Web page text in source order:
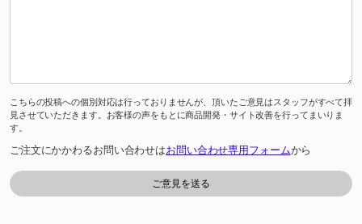
こちらの投稿への個別対応は行っておりませんが、頂いたご意見はスタッフがすべて拝
見させていただきます。お客様の声をもとに商品開発・サイト改善を行ってまいりま
す。
ご注文にかかわるお問い合わせはお問い合わせ専用フォームから